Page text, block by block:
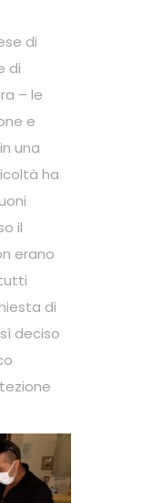
di
di
– le
e
una
ha
il
erano
di
deciso